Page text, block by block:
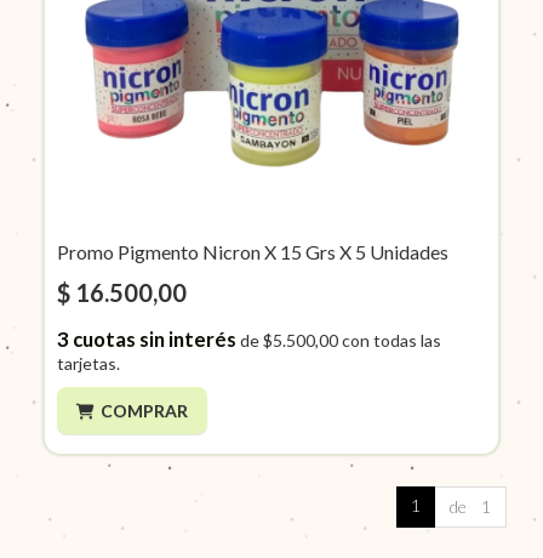
Promo Pigmento Nicron X 15 Grs X 5 Unidades
$ 16.500,00
3cuotas sin interés de$5.500,00con todas las
tarjetas.
COMPRAR
1 de 1